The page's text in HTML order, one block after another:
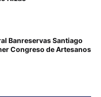
Banreservas Santiago
Congreso de Artesanos